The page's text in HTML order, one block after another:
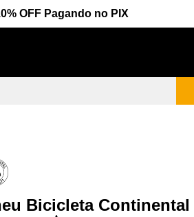
OFF Pagando no PIX
Bicicleta Continental